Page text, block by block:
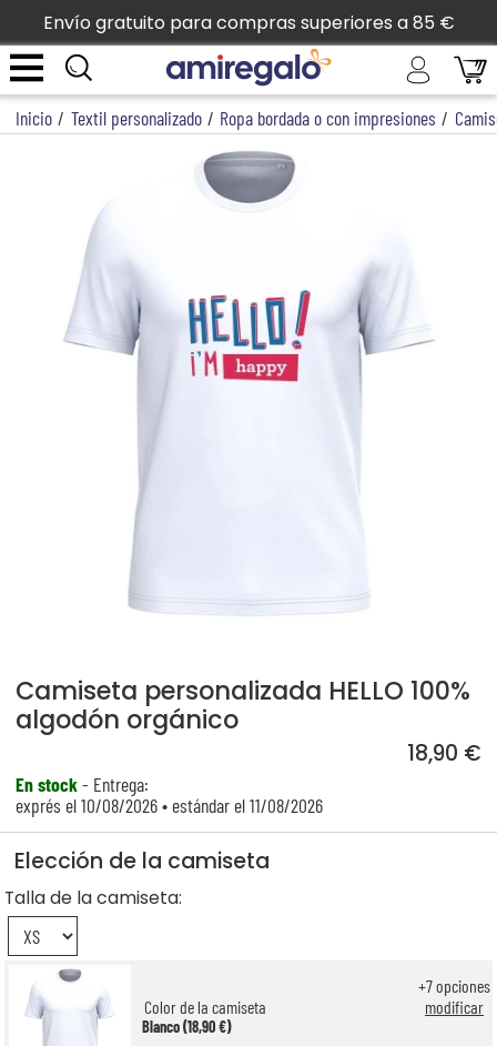
Envío gratuito para compras superiores a 85 €
Inicio / Textil personalizado / Ropa bordada o con impresiones /
Camiseta personalizada HELLO 100%
algodón orgánico
18,90 €
En stock- Entrega:
exprés el 10/08/2026 • estándar el 11/08/2026
Elección de la camiseta
Talla de la camiseta:
Color de la camiseta
Blanco (18,90 €)
+7opciones
modificar